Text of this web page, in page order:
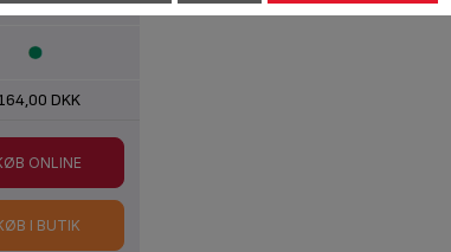
DKK
ONLINE
I BUTIK